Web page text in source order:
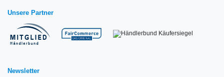
Unsere Partner
Newsletter